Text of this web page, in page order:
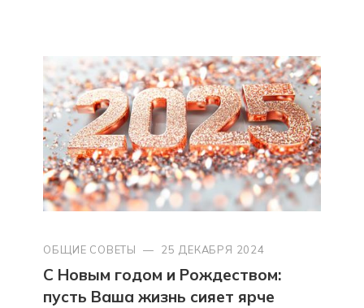
ОБЩИЕ СОВЕТЫ — 25 ДЕКАБРЯ 2024
С Новым годом и Рождеством:
пусть Ваша жизнь сияет ярче